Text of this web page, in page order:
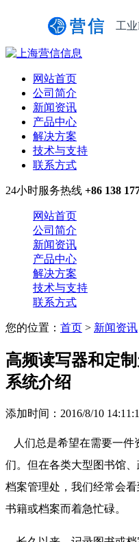
工
网站首页
公司简介
新闻资讯
产品中心
解决方案
技术与支持
联系方式
24小时服务热线 +86 138
网站首页
公司简介
新闻资讯
产品中心
解决方案
技术与支持
联系方式
您的位置： 首页 > 新闻资讯
高频读写器和定
系统介绍
添加时间：2016/8/10
人们总是希望在需要一件
们。但在各类大型图书馆
档案管理处，我们经常会
书籍或档案而着急忙碌。